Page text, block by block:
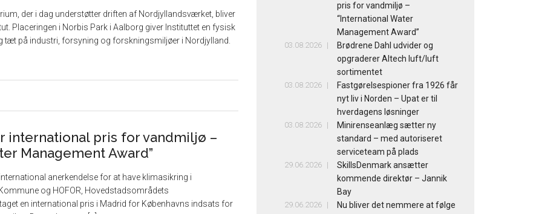
der i dag understøtter driften af Nordjyllandsværket, bliver
Placeringen i Norbis Park i Aalborg giver Instituttet en fysisk
tæt på industri, forsyning og forskningsmiljøer i Nordjylland.
international pris for vandmiljø –
Management Award”
anerkendelse for at have klimasikring i
og HOFOR, Hovedstadsområdets
en international pris i Madrid for Københavns indsats for
pris for vandmiljø –
“International Water
Management Award”
03.08.2026
Brødrene Dahl udvider og
opgraderer Altech luft/luft
sortimentet
03.08.2026
Fastgørelsespioner fra 1926 får
nyt liv i Norden – Upat er til
hverdagens løsninger
03.08.2026
Minirenseanlæg sætter ny
standard – med autoriseret
serviceteam på plads
29.06.2026
SkillsDenmark ansætter
kommende direktør – Jannik
Bay
29.06.2026
Nu bliver det nemmere at følge